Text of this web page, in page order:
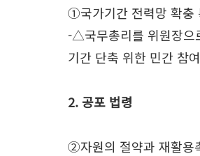
①국가기간 전력망 확충
-△국무총리를 위원장으
기간 단축 위한 민간 참
2. 공포 법령
②자원의 절약과 재활용